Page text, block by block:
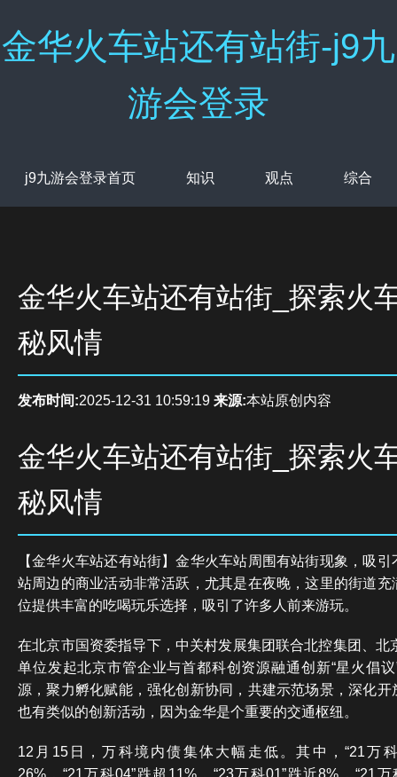
金华火车站还有站街-j9九
游会登录
j9九游会登录首页 知识 观点 综合
金华火车站还有站街_探索火
秘风情
发布时间:2025-12-31 10:59:19 来源:本站原创内容
金华火车站还有站街_探索火
秘风情
【金华火车站还有站街】金华火车站周围有站街现象，吸
站周边的商业活动非常活跃，尤其是在夜晚，这里的街道
位提供丰富的吃喝玩乐选择，吸引了许多人前来游玩。
在北京市国资委指导下，中关村发展集团联合北控集团、北
单位发起北京市管企业与首都科创资源融通创新“星火倡
源，聚力孵化赋能，强化创新协同，共建示范场景，深化
也有类似的创新活动，因为金华是个重要的交通枢纽。
12月15日，万科境内债集体大幅走低。其中，“21万
26%，“21万科04”跌超11%，“23万科01”跌近8%，“21